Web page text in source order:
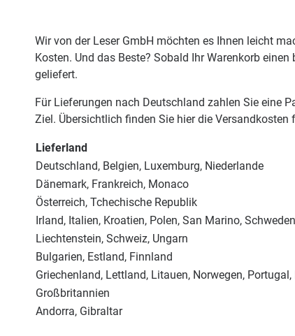
Wir von der Leser GmbH möchten es Ihnen leicht
Kosten. Und das Beste? Sobald Ihr Warenkorb
geliefert.
Für Lieferungen nach Deutschland zahlen Sie eine
Ziel. Übersichtlich finden Sie hier die Versandkosten
Lieferland
Deutschland, Belgien, Luxemburg, Niederlande
Dänemark, Frankreich, Monaco
Österreich, Tchechische Republik
Irland, Italien, Kroatien, Polen, San Marino,
Liechtenstein, Schweiz, Ungarn
Bulgarien, Estland, Finnland
Griechenland, Lettland, Litauen, Norwegen,
Großbritannien
Andorra, Gibraltar